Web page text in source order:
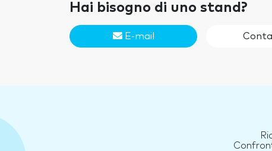
Hai bisogno di uno stand?
E-mail